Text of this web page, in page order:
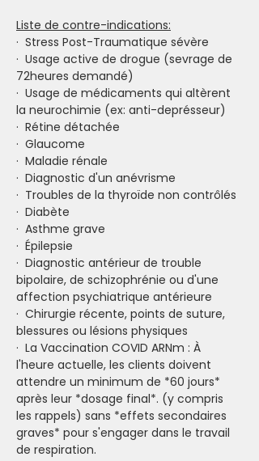
Liste de contre-indications:
·  Stress Post-Traumatique sévère
·  Usage active de drogue (sevrage de
72heures demandé)
·  Usage de médicaments qui altèrent
la neurochimie (ex: anti-deprésseur)
·  Rétine détachée
·  Glaucome
·  Maladie rénale
·  Diagnostic d'un anévrisme
·  Troubles de la thyroïde non contrôlés
·  Diabète
·  Asthme grave
·  Épilepsie
·  Diagnostic antérieur de trouble
bipolaire, de schizophrénie ou d'une
affection psychiatrique antérieure
·  Chirurgie récente, points de suture,
blessures ou lésions physiques
·  La Vaccination COVID ARNm : À
l'heure actuelle, les clients doivent
attendre un minimum de *60 jours*
après leur *dosage final*. (y compris
les rappels) sans *effets secondaires
graves* pour s'engager dans le travail
de respiration.